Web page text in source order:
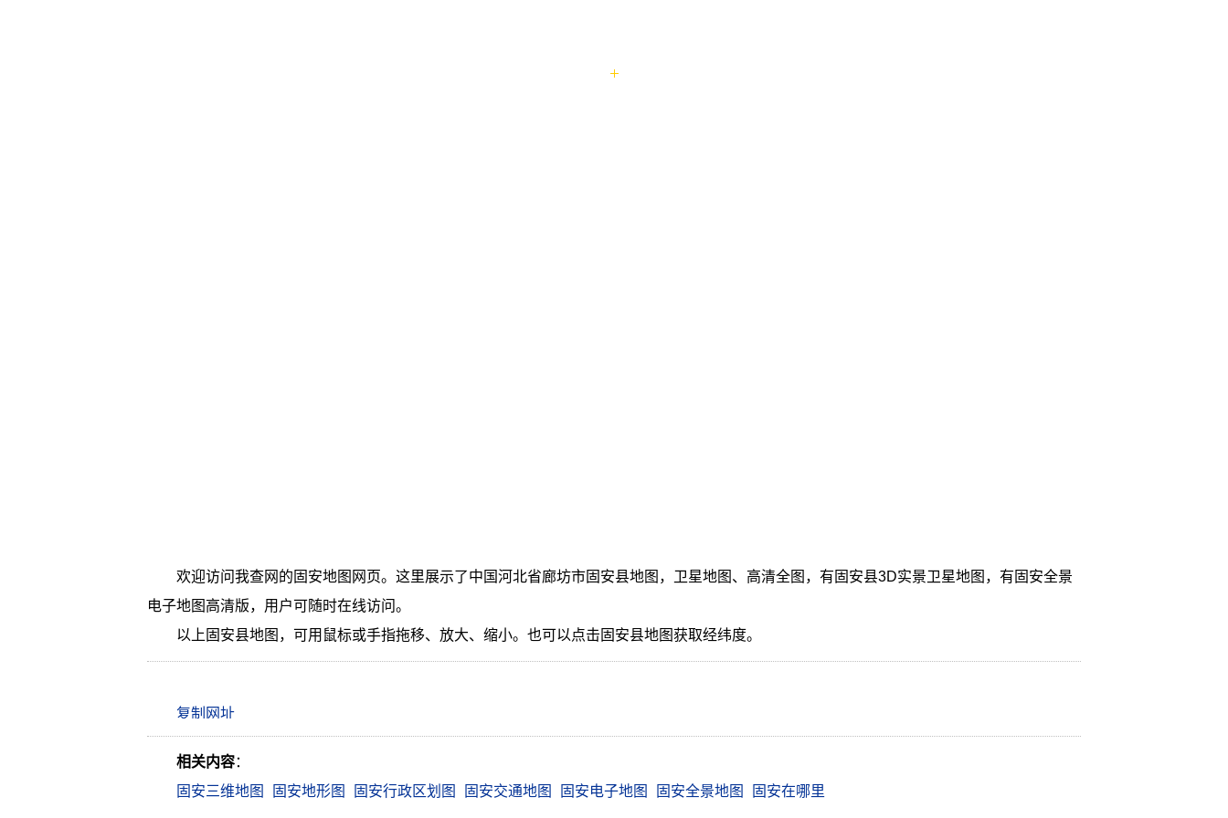
欢迎访问我查网的固安地图网页。这里展示了中国河北省廊坊市固安县地图，卫星地图、高清全图，有固安县3D实景卫星地图，有固安全景
电子地图高清版，用户可随时在线访问。
以上固安县地图，可用鼠标或手指拖移、放大、缩小。也可以点击固安县地图获取经纬度。
相关内容：
固安三维地图
固安地形图 固安行政区划图 固安交通地图 固安电子地图 固安全景地图 固安在哪里